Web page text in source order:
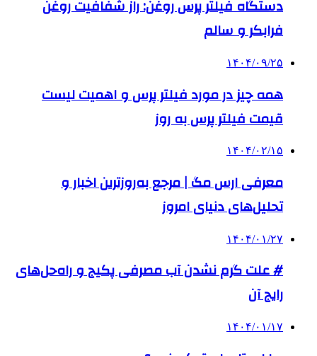
دستگاه فیلتر پرس روغن: راز شفافیت روغن
فرابکر و سالم
۱۴۰۴/۰۹/۲۵
همه چیز در مورد فیلتر پرس و اهمیت لیست
قیمت فیلتر پرس به روز
۱۴۰۴/۰۲/۱۵
معرفی ارس مگ | مرجع به‌روزترین اخبار و
تحلیل‌های دنیای امروز
۱۴۰۴/۰۱/۲۷
# علت گرم نشدن آب مصرفی پکیج و راه‌حل‌های
رایج آن
۱۴۰۴/۰۱/۱۷